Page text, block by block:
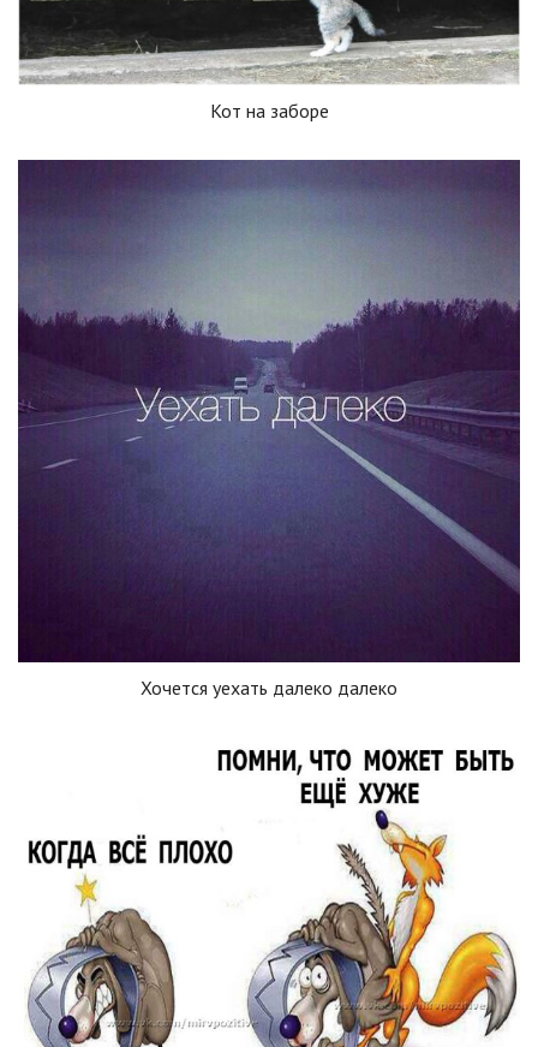
Кот на заборе
Хочется уехать далеко далеко